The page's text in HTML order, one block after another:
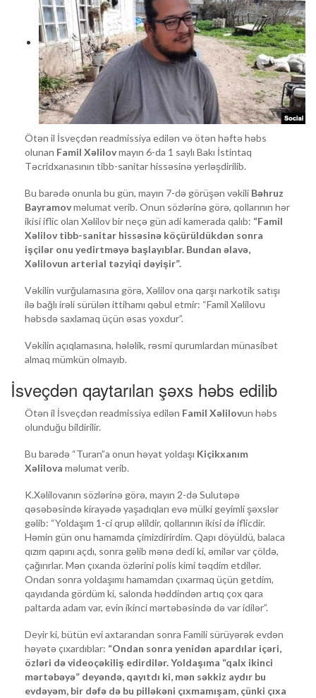
Ötən il İsveçdən readmissiya edilən və ötən həftə həbs
olunan Famil Xəlilovmayın 6-da 1 saylı Bakı İstintaq
Təcridxanasının tibb-sanitar hissəsinə yerləşdirilib.
Bu barədə onunla bu gün, mayın 7-də görüşən vəkili Bəhruz
Bayramovməlumat verib. Onun sözlərinə görə, qollarının hər
ikisi iflic olan Xəlilov bir neçə gün adi kamerada qalıb: “Famil
Xəlilov tibb-sanitar hissəsinə köçürüldükdən sonra
işçilər onu yedirtməyə başlayıblar. Bundan əlavə,
Xəlilovun arterial təzyiqi dəyişir”.
Vəkilin vurğulamasına görə, Xəlilov ona qarşı narkotik satışı
ilə bağlı irəli sürülən ittihamı qəbul etmir: “Famil Xəlilovu
həbsdə saxlamaq üçün əsas yoxdur”.
Vəkilin açıqlamasına, hələlik, rəsmi qurumlardan münasibət
almaq mümkün olmayıb.
İsveçdən qaytarılan şəxs həbs edilib
Ötən il İsveçdən readmissiya edilən Famil Xəlilovun həbs
olunduğu bildirilir.
Bu barədə “Turan”a onun həyat yoldaşı Kiçikxanım
Xəlilova məlumat verib.
K.Xəlilovanın sözlərinə görə, mayın 2-də Sulutəpə
qəsəbəsində kirayədə yaşadıqları evə mülki geyimli şəxslər
gəlib: “Yoldaşım 1-ci qrup əlildir, qollarının ikisi də iflicdir.
Həmin gün onu hamamda çimizdirirdim. Qapı döyüldü, balaca
qızım qapını açdı, sonra gəlib mənə dedi ki, əmilər var çöldə,
çağırırlar. Mən çıxanda özlərini polis kimi təqdim etdilər.
Ondan sonra yoldaşımı hamamdan çıxarmaq üçün getdim,
qayıdanda gördüm ki, salonda həddindən artıq çox qara
paltarda adam var, evin ikinci mərtəbəsində də var idilər”.
Deyir ki, bütün evi axtarandan sonra Famili sürüyərək evdən
həyətə çıxardıblar: “Ondan sonra yenidən apardılar içəri,
özləri də videoçəkiliş edirdilər. Yoldaşıma “qalx ikinci
mərtəbəyə” deyəndə, qayıtdı ki, mən səkkiz aydır bu
evdəyəm, bir dəfə də bu pilləkəni çıxmamışam, çünki çıxa